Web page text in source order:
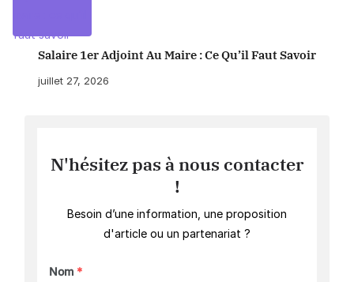
Salaire 1er Adjoint Au Maire : Ce Qu’il Faut Savoir
juillet 27, 2026
N'hésitez pas à nous contacter
!
Besoin d’une information, une proposition
d'article ou un partenariat ?
Nom *